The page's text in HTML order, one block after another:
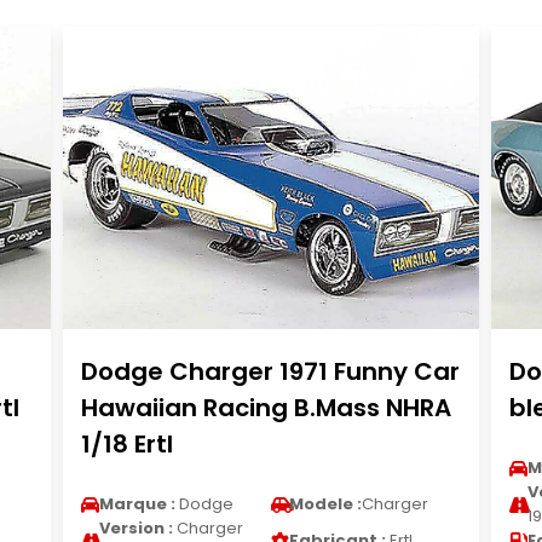
Dodge Charger 1971 Funny Car
Hawaiian Racing B.Mass NHRA
1/18 Ertl
Marque : Dodge Modele :Charger
Version : Charger